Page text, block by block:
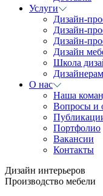
Услуги
Дизайн-
Дизайн-
Дизайн-
Дизайн
Школа
О нас
Наша
Вопросы и
Портфолио
Вакансии
Контакты
Дизайн интерьеров
Производство мебели